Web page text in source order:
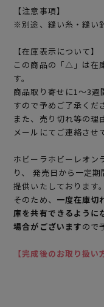
【注意事項】
※別途、縫い糸・縫い
【在庫表示について】
この商品の「△」は在
す。
商品取り寄せに1～3週
すので予めご了承くだ
また、売り切れ等の理
メールにてご連絡させ
ホビーラホビーレオン
り、 発売日から一定
提供いたしております。
そのため、 一度在庫切
庫を共有できるように
場合がございますので
【完成後のお取り扱い